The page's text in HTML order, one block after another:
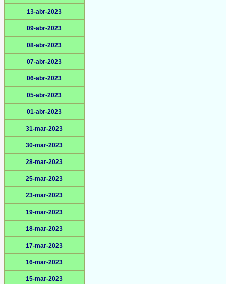
13-abr-2023
09-abr-2023
08-abr-2023
07-abr-2023
06-abr-2023
05-abr-2023
01-abr-2023
31-mar-2023
30-mar-2023
28-mar-2023
25-mar-2023
23-mar-2023
19-mar-2023
18-mar-2023
17-mar-2023
16-mar-2023
15-mar-2023